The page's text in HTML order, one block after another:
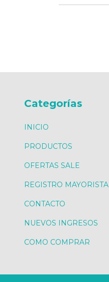
Categorías
INICIO
PRODUCTOS
OFERTAS SALE
REGISTRO MAYORISTA
CONTACTO
NUEVOS INGRESOS
COMO COMPRAR